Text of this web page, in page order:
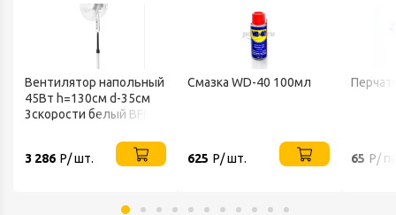
Вентилятор напольный
45Вт h=130см d-35см
3скорости белый BFF-
3 286 Р/ шт.
Смазка WD-40 100мл
625 Р/ шт. 65 Р/